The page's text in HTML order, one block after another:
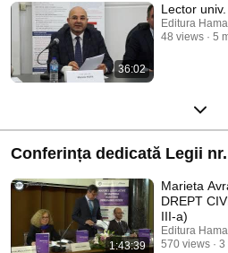
36:02
Lector
Editura
48 views
5
Conferința dedicată Legii
1:43:39
Marieta
DREPT
III-a)
Editura
570 views
3